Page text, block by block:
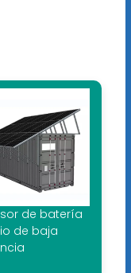
de batería
de baja